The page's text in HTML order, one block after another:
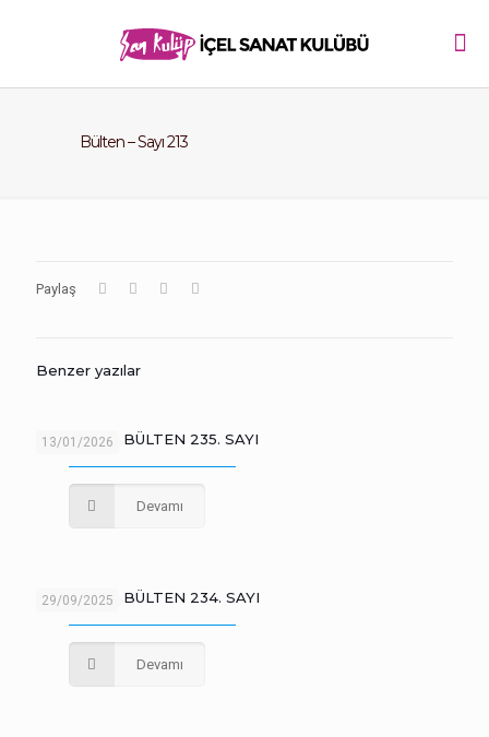
Bülten – Sayı 213
Paylaş
Benzer yazılar
13/01/2026
SANKULÜP BÜLTEN 235. SAYI
Devamı
29/09/2025
SANKULÜP BÜLTEN 234. SAYI
Devamı